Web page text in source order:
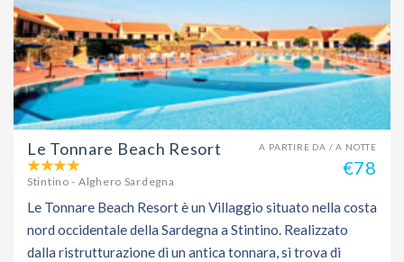
A PARTIRE DA / A NOTTE
€78
Le Tonnare Beach Resort
Stintino - Alghero Sardegna
Le Tonnare Beach Resort è un Villaggio situato nella costa
nord occidentale della Sardegna a Stintino. Realizzato
dalla ristrutturazione di un antica tonnara, si trova di